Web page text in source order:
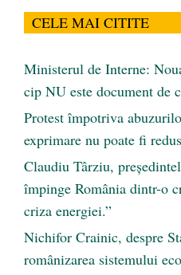
CELE MAI CITITE
Ministerul de Interne:
cip NU este document de
Protest împotriva
exprimare nu poate fi
Claudiu Târziu,
împinge România dintr-o
criza energiei.”
Nichifor Crainic, despre
românizarea sistemului